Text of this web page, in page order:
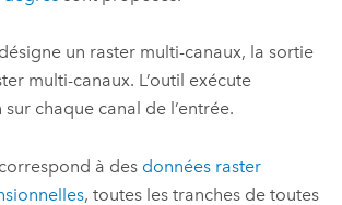
un raster multi-canaux, la sortie
multi-canaux. L’outil exécute
sur chaque canal de l’entrée.
à des données raster
, toutes les tranches de toutes